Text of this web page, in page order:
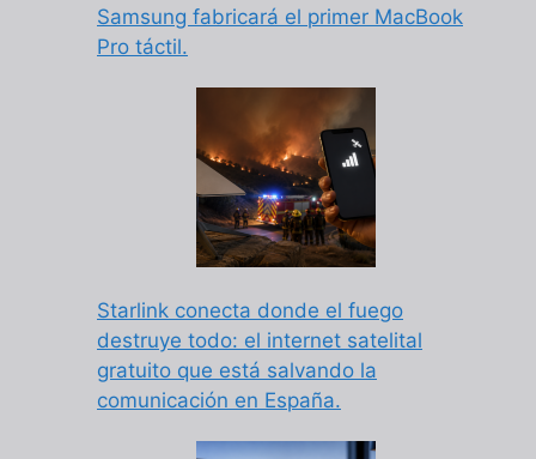
Samsung fabricará el primer MacBook
Pro táctil.
Starlink conecta donde el fuego
destruye todo: el internet satelital
gratuito que está salvando la
comunicación en España.